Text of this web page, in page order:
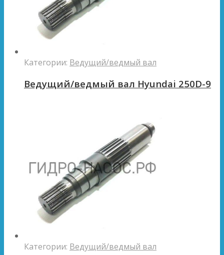
Категории: Ведущий/ведмый вал
Ведущий/ведмый вал Hyundai 250D-9
Категории: Ведущий/ведмый вал